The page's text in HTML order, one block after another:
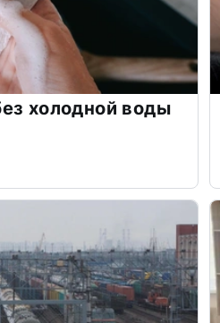
холодной воды